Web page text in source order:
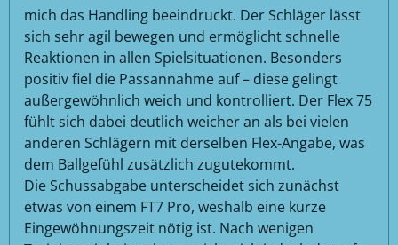
mich das Handling beeindruckt. Der Schläger lässt
sich sehr agil bewegen und ermöglicht schnelle
Reaktionen in allen Spielsituationen. Besonders
positiv fiel die Passannahme auf – diese gelingt
außergewöhnlich weich und kontrolliert. Der Flex 75
fühlt sich dabei deutlich weicher an als bei vielen
anderen Schlägern mit derselben Flex-Angabe, was
dem Ballgefühl zusätzlich zugutekommt.
Die Schussabgabe unterscheidet sich zunächst
etwas von einem FT7 Pro, weshalb eine kurze
Eingewöhnungszeit nötig ist. Nach wenigen